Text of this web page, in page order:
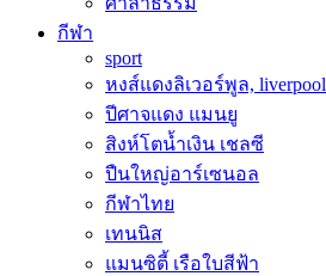
กีฬา
sport
หงส์แดงลิเวอร์พูล, liverpool
ปีศาจแดง แมนยู
สิงห์โตน้ำเงิน เชลซี
ปืนใหญ่อาร์เซนอล
กีฬาไทย
เทนนิส
แมนซิตี้ เรือใบสีฟ้า